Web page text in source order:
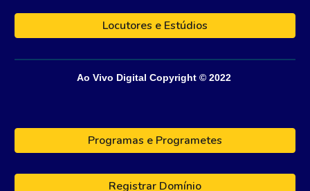
Locutores e Estúdios
Ao Vivo Digital Copyright © 2022
Programas e Programetes
Registrar Domínio